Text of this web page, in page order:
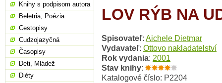
LOV RÝB NA
Spisovateľ: Aichele Dietmar
Vydavateľ: Ottovo nakladatelství
Rok vydania: 2001
Stav knihy:
Katalogové číslo: P2204
Knihy s podpisom autora
Beletria, Poézia
Cestopisy
Cudzojazyčná
Časopisy
Deti, Mládež
Diéty